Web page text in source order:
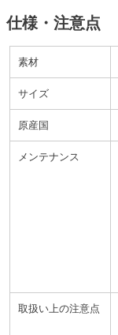
仕様・注意点
素材
サイズ
原産国
メンテナンス
取扱い上の注意点